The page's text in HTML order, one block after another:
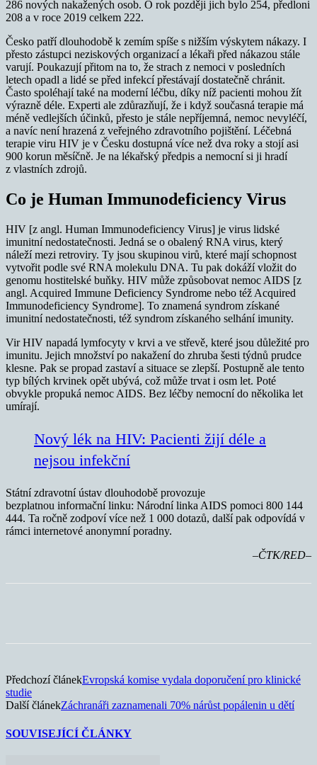
286 nových nakažených osob. O rok později jich bylo 254, předloni
208 a v roce 2019 celkem 222.
Česko patří dlouhodobě k zemím spíše s nižším výskytem nákazy. I
přesto zástupci neziskových organizací a lékaři před nákazou stále
varují. Poukazují přitom na to, že strach z nemoci v posledních
letech opadl a lidé se před infekcí přestávají dostatečně chránit.
Často spoléhají také na moderní léčbu, díky níž pacienti mohou žít
výrazně déle. Experti ale zdůrazňují, že i když současná terapie má
méně vedlejších účinků, přesto je stále nepříjemná, nemoc nevyléčí,
a navíc není hrazená z veřejného zdravotního pojištění. Léčebná
terapie viru HIV je v Česku dostupná více než dva roky a stojí asi
900 korun měsíčně. Je na lékařský předpis a nemocní si ji hradí
z vlastních zdrojů.
Co je Human Immunodeficiency Virus
HIV [z angl. Human Immunodeficiency Virus] je virus lidské
imunitní nedostatečnosti. Jedná se o obalený RNA virus, který
náleží mezi retroviry. Ty jsou skupinou virů, které mají schopnost
vytvořit podle své RNA molekulu DNA. Tu pak dokáží vložit do
genomu hostitelské buňky. HIV může způsobovat nemoc AIDS [z
angl. Acquired Immune Deficiency Syndrome nebo též Acquired
Immunodeficiency Syndrome]. To znamená syndrom získané
imunitní nedostatečnosti, též syndrom získaného selhání imunity.
Vir HIV napadá lymfocyty v krvi a ve střevě, které jsou důležité pro
imunitu. Jejich množství po nakažení do zhruba šesti týdnů prudce
klesne. Pak se propad zastaví a situace se zlepší. Postupně ale tento
typ bílých krvinek opět ubývá, což může trvat i osm let. Poté
obvykle propuká nemoc AIDS. Bez léčby nemocní do několika let
umírají.
Nový lék na HIV: Pacienti žijí déle a
nejsou infekční
Státní zdravotní ústav dlouhodobě provozuje
bezplatnou informační linku: Národní linka AIDS pomoci 800 144
444. Ta ročně zodpoví více než 1 000 dotazů, další pak odpovídá v
rámci internetové anonymní poradny.
–ČTK/RED–
Předchozí článekEvropská komise vydala doporučení pro klinické
studie
Další článekZáchranáři zaznamenali 70% nárůst popálenin u dětí
SOUVISEJÍCÍ ČLÁNKY